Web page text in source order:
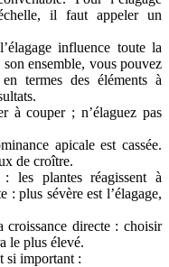
il faut appeler un
influence toute la
ensemble, vous pouvez
termes des éléments à
à couper ; n’élaguez pas
apicale est cassée.
de croître.
: les plantes réagissent à
: plus sévère est l’élagage,
croissance directe : choisir
le plus élevé.
si important :